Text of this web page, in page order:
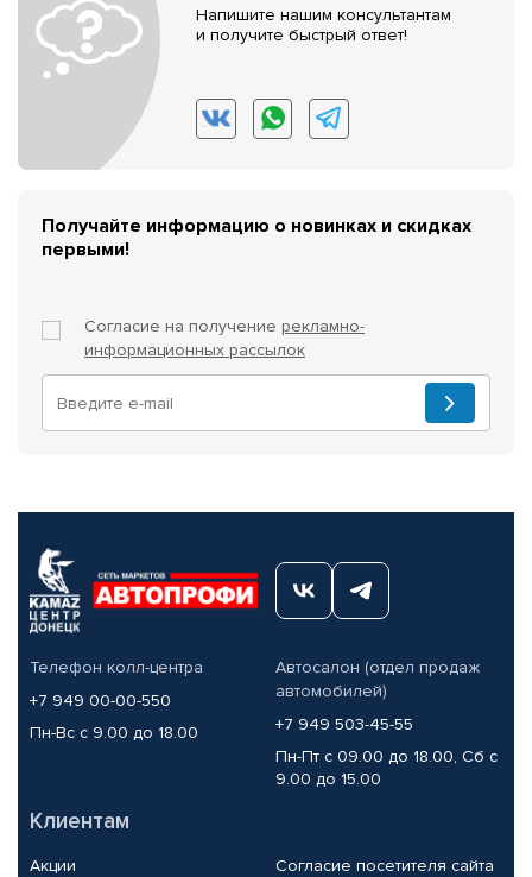
Напишите нашим консультантам
и получите быстрый ответ!
Получайте информацию о новинках и скидках
первыми!
Согласие на получение рекламно-
информационных рассылок
Телефон колл-центра
+7 949 00-00-550
Пн-Вс с 9.00 до 18.00
Автосалон (отдел продаж
автомобилей)
+7 949 503-45-55
Пн-Пт с 09.00 до 18.00, Сб с
9.00 до 15.00
Клиентам
Акции
Согласие посетителя сайта